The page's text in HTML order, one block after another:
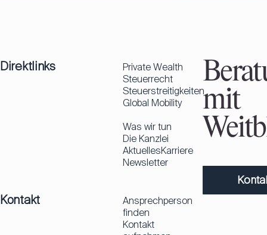
Direktlinks
Private Wealth
Steuerrecht
Steuerstreitigkeiten
Global Mobility
Was wir tun
Die Kanzlei
AktuellesKarriere
Newsletter
Kontakt
Ansprechperson
finden
Kontakt
mit